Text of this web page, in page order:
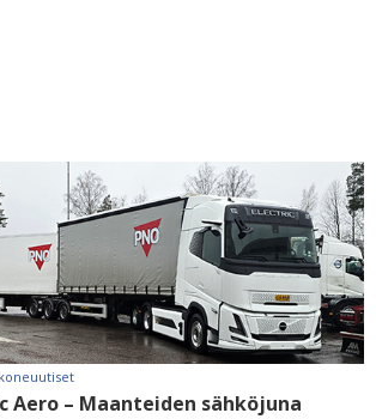
Aero – Maanteiden sähköjuna